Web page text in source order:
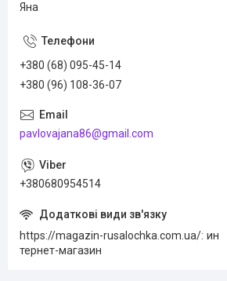
Яна
+380 (68) 095-45-14
+380 (96) 108-36-07
pavlovajana86@gmail.com
+380680954514
https://magazin-rusalochka.com.ua/ ин
тернет-магазин